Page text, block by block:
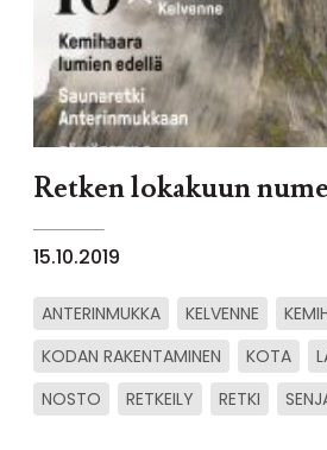
Retken lokakuun
15.10.2019
ANTERINMUKKA KELVENNE
KODAN RAKENTAMINEN
KOTA
NOSTO
RETKEILY RETKI